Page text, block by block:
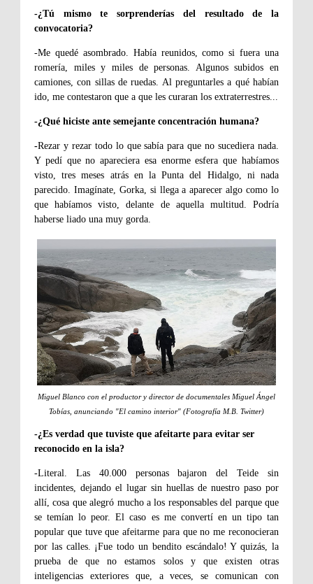
-¿Tú mismo te sorprenderías del resultado de la
convocatoria?
-Me quedé asombrado. Había reunidos, como si fuera una
romería, miles y miles de personas. Algunos subidos en
camiones, con sillas de ruedas. Al preguntarles a qué habían
ido, me contestaron que a que les curaran los extraterrestres...
-¿Qué hiciste ante semejante concentración humana?
-Rezar y rezar todo lo que sabía para que no sucediera nada.
Y pedí que no apareciera esa enorme esfera que habíamos
visto, tres meses atrás en la Punta del Hidalgo, ni nada
parecido. Imagínate, Gorka, si llega a aparecer algo como lo
que habíamos visto, delante de aquella multitud. Podría
haberse liado una muy gorda.
Miguel Blanco con el productor y director de documentales Miguel Ángel
Tobías, anunciando "El camino interior" (Fotografía M.B. Twitter)
-¿Es verdad que tuviste que afeitarte para evitar ser
reconocido en la isla?
-Literal. Las 40.000 personas bajaron del Teide sin
incidentes, dejando el lugar sin huellas de nuestro paso por
allí, cosa que alegró mucho a los responsables del parque que
se temían lo peor. El caso es me convertí en un tipo tan
popular que tuve que afeitarme para que no me reconocieran
por las calles. ¡Fue todo un bendito escándalo! Y quizás, la
prueba de que no estamos solos y que existen otras
inteligencias exteriores que, a veces, se comunican con